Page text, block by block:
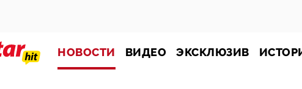
НОВОСТИ ВИДЕО ЭКСКЛЮЗИВ